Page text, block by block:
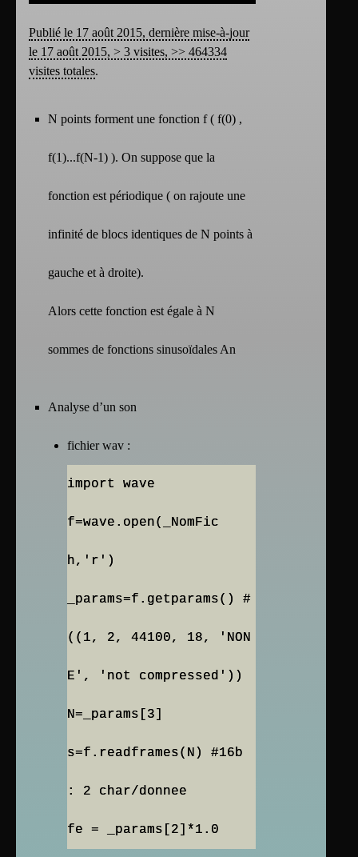
Publié le 17 août 2015, dernière mise-à-jour
le 17 août 2015, > 3 visites, >> 464334
visites totales.
N points forment une fonction f ( f(0) ,
f(1)...f(N-1) ). On suppose que la
fonction est périodique ( on rajoute une
infinité de blocs identiques de N points à
gauche et à droite).
Alors cette fonction est égale à N
sommes de fonctions sinusoïdales An
Analyse d’un son
fichier wav :
import wave
f=wave.open(_NomFic
h,'r')
_params=f.getparams() #
((1, 2, 44100, 18, 'NON
E', 'not compressed'))
N=_params[3]
s=f.readframes(N) #16b
: 2 char/donnee
fe = _params[2]*1.0